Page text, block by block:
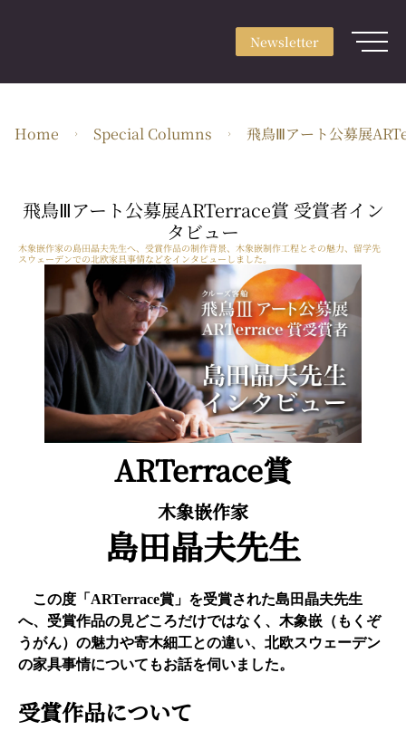
Newsletter
Use & Scene
Feature
Guide
EN・JPY
ARTerrace Inc.
2-2-1 Kyobashi, Chuo-ku, Tokyo 104-0031
Home Special Columns 飛鳥Ⅲアート公募展
飛鳥Ⅲアート公募展ARTerrace賞 受賞者イン
タビュー
木象嵌作家の島田晶夫先生へ、受賞作品の制作背景、木象嵌制作工程とその魅力、留学先
スウェーデンでの北欧家具事情などをインタビューしました。
ARTerrace賞
木象嵌作家
島田晶夫先生
この度「ARTerrace賞」を受賞された島田晶夫先生
へ、受賞作品の見どころだけではなく、木象嵌（もくぞ
うがん）の魅力や寄木細工との違い、北欧スウェーデン
の家具事情についてもお話を伺いました。
受賞作品について